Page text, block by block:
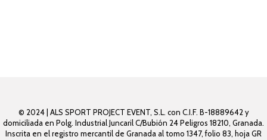
© 2024 | ALS SPORT PROJECT EVENT, S.L. con C.I.F. B-18889642 y
domiciliada en Polg. Industrial Juncaril C/Bubión 24 Peligros 18210, Granada.
Inscrita en el registro mercantil de Granada al tomo 1347, folio 83, hoja GR